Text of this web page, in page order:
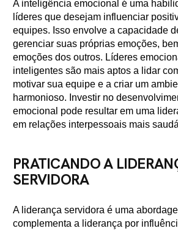
A inteligência emocional é uma
líderes que desejam influenciar
equipes. Isso envolve a capacidade
gerenciar suas próprias emoções,
emoções dos outros. Líderes
inteligentes são mais aptos a lidar
motivar sua equipe e a criar um
harmonioso. Investir no
emocional pode resultar em uma
em relações interpessoais mais
PRATICANDO A
SERVIDORA
A liderança servidora é uma
complementa a liderança por